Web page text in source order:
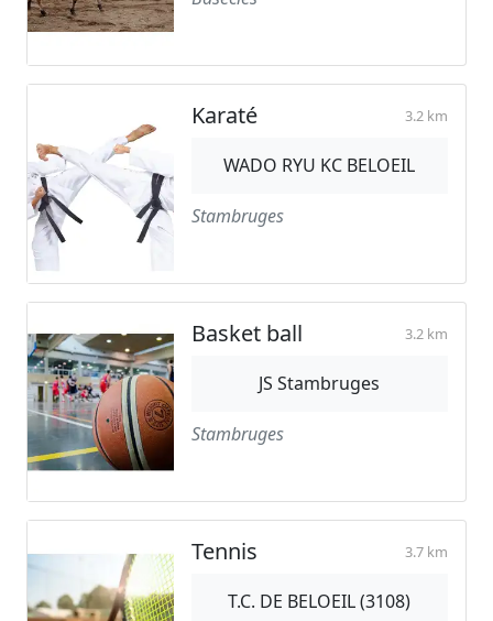
Karaté 3.2 km
WADO RYU KC BELOEIL
Stambruges
Basket ball 3.2 km
JS Stambruges
Stambruges
Tennis 3.7 km
T.C. DE BELOEIL (3108)